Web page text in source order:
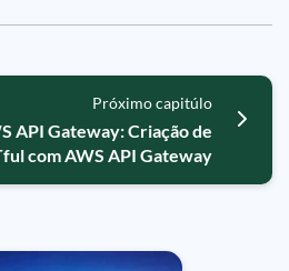
Próximo capitúlo
API Gateway: Criação de
com AWS API Gateway